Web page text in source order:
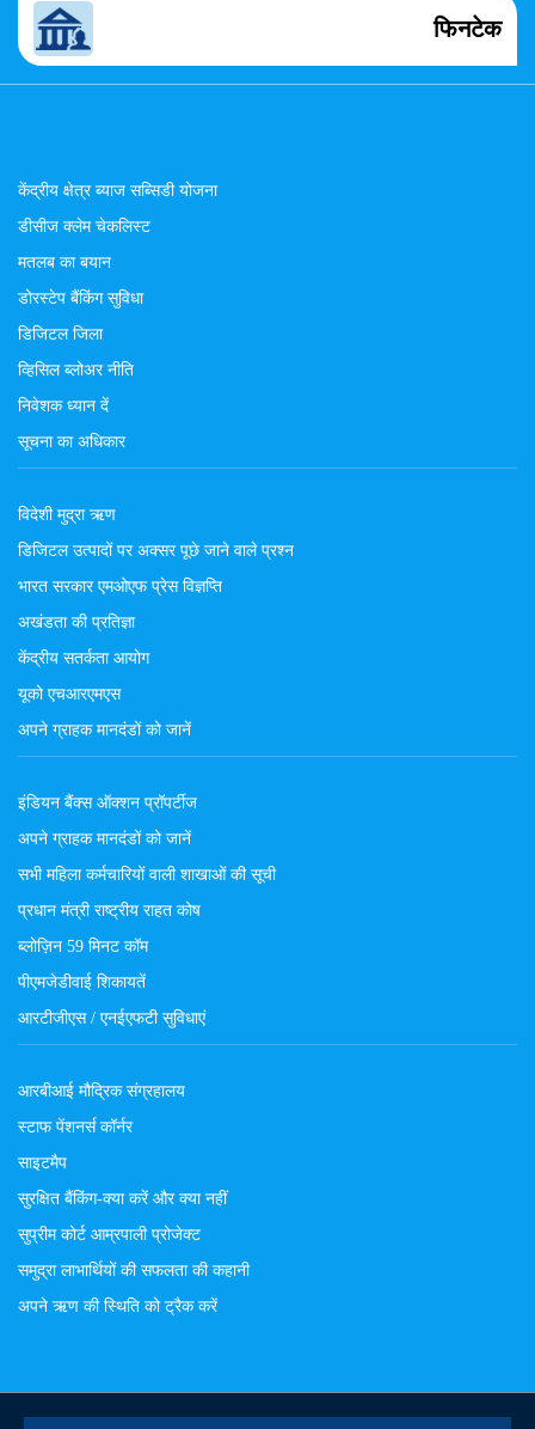
फिनटेक
केंद्रीय क्षेत्र ब्याज सब्सिडी योजना
डीसीज क्लेम चेकलिस्ट
मतलब का बयान
डोरस्टेप बैंकिंग सुविधा
डिजिटल जिला
व्हिसिल ब्लोअर नीति
निवेशक ध्यान दें
सूचना का अधिकार
विदेशी मुद्रा ऋण
डिजिटल उत्पादों पर अक्सर पूछे जाने वाले प्रश्न
भारत सरकार एमओएफ प्रेस विज्ञप्ति
अखंडता की प्रतिज्ञा
केंद्रीय सतर्कता आयोग
यूको एचआरएमएस
अपने ग्राहक मानदंडों को जानें
इंडियन बैंक्स ऑक्शन प्रॉपर्टीज
अपने ग्राहक मानदंडों को जानें
सभी महिला कर्मचारियों वाली शाखाओं की सूची
प्रधान मंत्री राष्ट्रीय राहत कोष
ब्लोज़िन 59 मिनट कॉम
पीएमजेडीवाई शिकायतें
आरटीजीएस / एनईएफटी सुविधाएं
आरबीआई मौद्रिक संग्रहालय
स्टाफ पेंशनर्स कॉर्नर
साइटमैप
सुरक्षित बैंकिंग-क्या करें और क्या नहीं
सुप्रीम कोर्ट आम्रपाली प्रोजेक्ट
समुद्रा लाभार्थियों की सफलता की कहानी
अपने ऋण की स्थिति को ट्रैक करें